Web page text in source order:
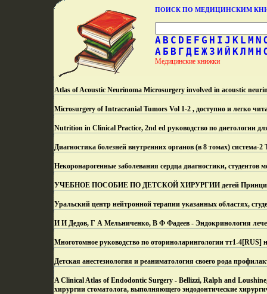
ПОИСК ПО МЕДИЦИНСКИМ
A B C D E F G H I J K L M N
А Б В Г Д Е Ж З И Й КЛ М Н
Медицинские книжки
Atlas of Acoustic Neurinoma Microsurgery involved in acoustic
Microsurgery of Intracranial Tumors Vol 1-2 , доступно и легко
Nutrition in Clinical Practice, 2nd ed руководство по диетологии
Диагностика болезней внутренних органов (в 8 томах) система-
Некоронарогенные заболевания сердца диагностики, студентов
УЧЕБНОЕ ПОСОБИЕ ПО ДЕТСКОЙ ХИРУРГИИ детей Принципы
Уральский центр нейтронной терапии указанных областях,
И И Дедов, Г А Мельниченко, В Ф Фадеев - Эндокринология
Многотомное руководство по оториноларингологии тт1-
Детская анестезиология и реаниматология своего рода
A Clinical Atlas of Endodontic Surgery - Bellizzi, Ralph and
хирургии стоматолога, выполняющего эндодонтические